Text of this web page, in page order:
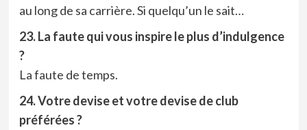
au long de sa carrière. Si quelqu’un le sait…
23. La faute qui vous inspire le plus d’indulgence
?
La faute de temps.
24. Votre devise et votre devise de club
préférées ?